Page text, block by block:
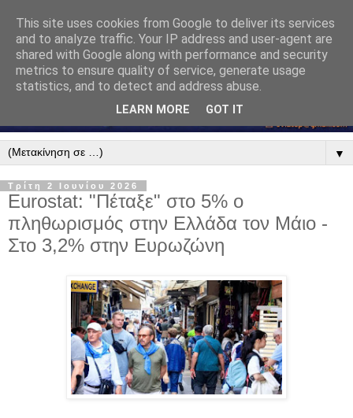
▼
Τρίτη 2 Ιουνίου 2026
Eurostat: "Πέταξε" στο 5% ο
πληθωρισμός στην Ελλάδα τον Μάιο -
Στο 3,2% στην Eυρωζώνη
This site uses cookies from Google to deliver its services
and to analyze traffic. Your IP address and user-agent are
shared with Google along with performance and security
metrics to ensure quality of service, generate usage
statistics, and to detect and address abuse.
LEARN MORE GOT IT